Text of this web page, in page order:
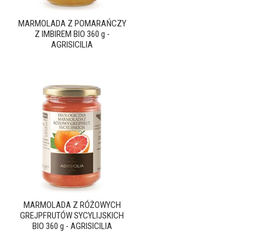
MARMOLADA Z POMARAŃCZY
Z IMBIREM BIO 360 g -
AGRISICILIA
MARMOLADA Z RÓŻOWYCH
GREJPFRUTÓW SYCYLIJSKICH
BIO 360 g - AGRISICILIA